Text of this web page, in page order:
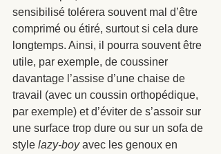
sensibilisé tolérera souvent mal d’être
comprimé ou étiré, surtout si cela dure
longtemps. Ainsi, il pourra souvent être
utile, par exemple, de coussiner
davantage l’assise d’une chaise de
travail (avec un coussin orthopédique,
par exemple) et d’éviter de s’assoir sur
une surface trop dure ou sur un sofa de
style lazy-boy avec les genoux en